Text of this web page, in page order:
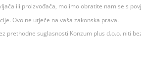
ili proizvođača, molimo obratite nam se s
Ovo ne utječe na vaša zakonska prava.
prethodne suglasnosti Konzum plus d.o.o. niti